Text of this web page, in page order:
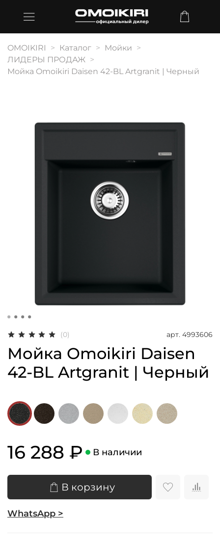
OMOIKIRI Каталог
Мойки
ЛИДЕРЫ ПРОДАЖ
Мойка Omoikiri Daisen 42-BL Artgranit | Черный
(0) арт. 4993606
Мойка Omoikiri Daisen
42-BL Artgranit | Черный
16 288 ₽ В наличии
В корзину
WhatsApp >